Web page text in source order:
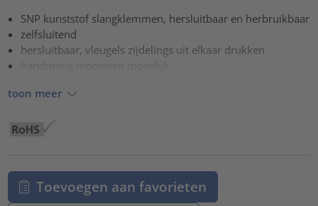
SNP kunststof slangklemmen, hersluitbaar en herbruikbaar
zelfsluitend
hersluitbaar, vleugels zijdelings uit elkaar drukken
toon meer
Toevoegen aan favorieten